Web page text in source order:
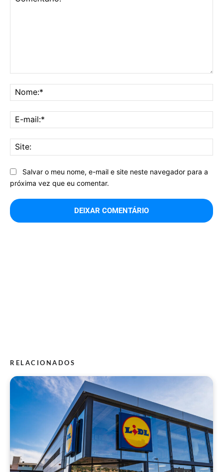
Salvar o meu nome, e-mail e site neste navegador para a
próxima vez que eu comentar.
RELACIONADOS